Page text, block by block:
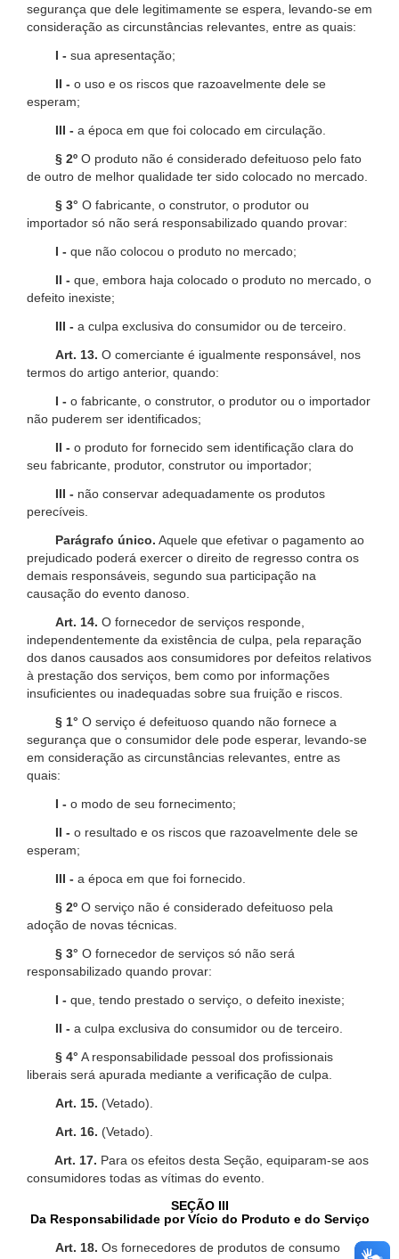
segurança que dele legitimamente se espera, levando-se em
consideração as circunstâncias relevantes, entre as quais:
I - sua apresentação;
II - o uso e os riscos que razoavelmente dele se
esperam;
III - a época em que foi colocado em circulação.
§ 2º O produto não é considerado defeituoso pelo fato
de outro de melhor qualidade ter sido colocado no mercado.
§ 3° O fabricante, o construtor, o produtor ou
importador só não será responsabilizado quando provar:
I - que não colocou o produto no mercado;
II - que, embora haja colocado o produto no mercado, o
defeito inexiste;
III - a culpa exclusiva do consumidor ou de terceiro.
Art. 13. O comerciante é igualmente responsável, nos
termos do artigo anterior, quando:
I - o fabricante, o construtor, o produtor ou o importador
não puderem ser identificados;
II - o produto for fornecido sem identificação clara do
seu fabricante, produtor, construtor ou importador;
III - não conservar adequadamente os produtos
perecíveis.
Parágrafo único. Aquele que efetivar o pagamento ao
prejudicado poderá exercer o direito de regresso contra os
demais responsáveis, segundo sua participação na
causação do evento danoso.
Art. 14. O fornecedor de serviços responde,
independentemente da existência de culpa, pela reparação
dos danos causados aos consumidores por defeitos relativos
à prestação dos serviços, bem como por informações
insuficientes ou inadequadas sobre sua fruição e riscos.
§ 1° O serviço é defeituoso quando não fornece a
segurança que o consumidor dele pode esperar, levando-se
em consideração as circunstâncias relevantes, entre as
quais:
I - o modo de seu fornecimento;
II - o resultado e os riscos que razoavelmente dele se
esperam;
III - a época em que foi fornecido.
§ 2º O serviço não é considerado defeituoso pela
adoção de novas técnicas.
§ 3° O fornecedor de serviços só não será
responsabilizado quando provar:
I - que, tendo prestado o serviço, o defeito inexiste;
II - a culpa exclusiva do consumidor ou de terceiro.
§ 4° A responsabilidade pessoal dos profissionais
liberais será apurada mediante a verificação de culpa.
Art. 15. (Vetado).
Art. 16. (Vetado).
Art. 17. Para os efeitos desta Seção, equiparam-se aos
consumidores todas as vítimas do evento.
SEÇÃO III
Da Responsabilidade por Vício do Produto e do Serviço
Art. 18. Os fornecedores de produtos de consumo